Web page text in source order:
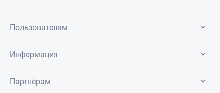
Пользователям
Информация
Партнёрам